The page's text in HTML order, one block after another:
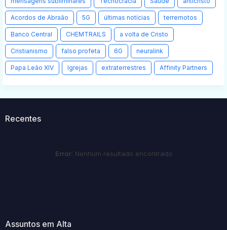
Acordos de Abraão 5G últimas notícias terremotos
Banco Central CHEMTRAILS a volta de Cristo
Cristianismo falso profeta 6G neuralink
Papa Leão XIV Igrejas extraterrestres Affinity Partners
Recentes
Error: Nenhum resultado encontrado
Assuntos em Alta